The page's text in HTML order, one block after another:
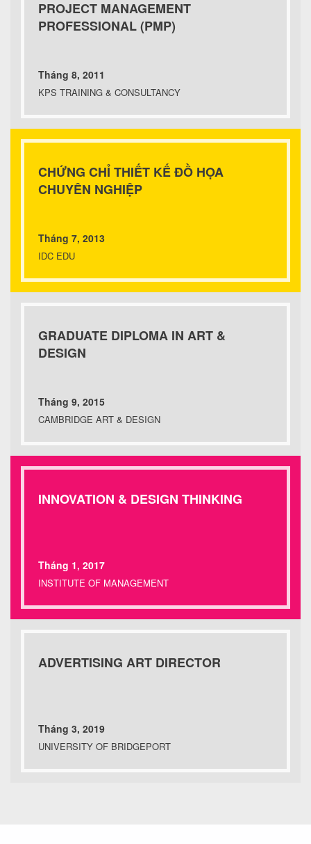
PROJECT MANAGEMENT
PROFESSIONAL (PMP)
Tháng 8, 2011
KPS TRAINING & CONSULTANCY
CHỨNG CHỈ THIẾT KẾ ĐỒ HỌA
CHUYÊN NGHIỆP
Tháng 7, 2013
IDC EDU
GRADUATE DIPLOMA IN ART &
DESIGN
Tháng 9, 2015
CAMBRIDGE ART & DESIGN
INNOVATION & DESIGN THINKING
Tháng 1, 2017
INSTITUTE OF MANAGEMENT
ADVERTISING ART DIRECTOR
Tháng 3, 2019
UNIVERSITY OF BRIDGEPORT